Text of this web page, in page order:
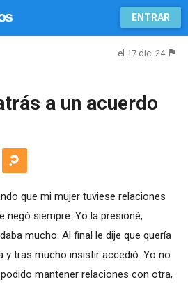
ENTRAR
el 17 dic. 24
a un acuerdo
que mi mujer tuviese relaciones
negó siempre. Yo la presioné,
mucho. Al final le dije que quería
y tras mucho insistir accedió. Yo no
mantener relaciones con otra,